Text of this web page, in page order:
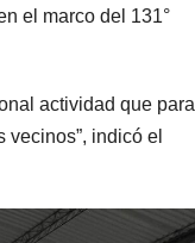
el marco del 131°
actividad que para
indicó el